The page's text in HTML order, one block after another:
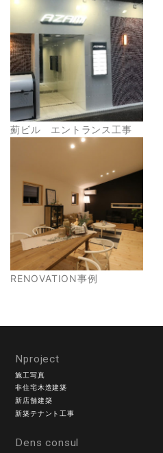
薊ビル エントランス工事
RENOVATION事例
Nproject
施工写真
非住宅木造建築
新店舗建築
新築テナント工事
Dens consul